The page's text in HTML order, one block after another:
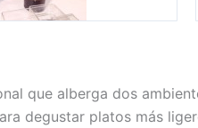
que alberga dos
degustar platos más